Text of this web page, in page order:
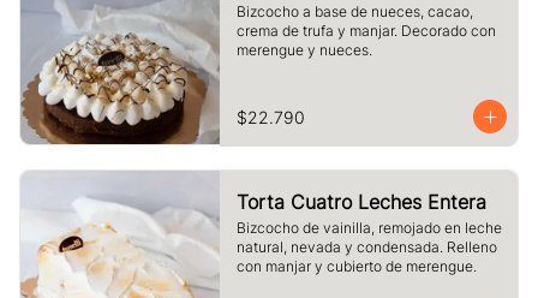
Bizcocho a base de nueces, cacao,
crema de trufa y manjar. Decorado con
merengue y nueces.
$22.790
Torta Cuatro Leches Entera
Bizcocho de vainilla, remojado en leche
natural, nevada y condensada. Relleno
con manjar y cubierto de merengue.